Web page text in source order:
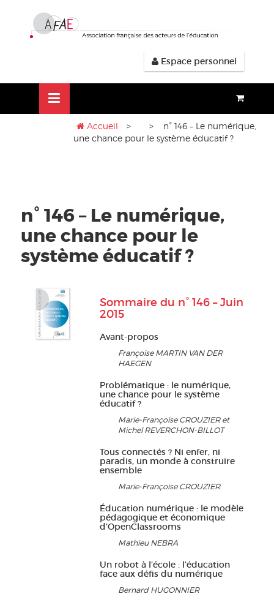
contenu
Espace personnel
Accueil >
> n° 146 – Le numérique,
une chance pour le système éducatif ?
n° 146 – Le numérique,
une chance pour le
système éducatif ?
Sommaire du n° 146 – Juin
2015
Avant-propos
Françoise MARTIN VAN DER
HAEGEN
Problématique : le numérique,
une chance pour le système
éducatif ?
Marie-Françoise CROUZIER et
Michel REVERCHON-BILLOT
Tous connectés ? Ni enfer, ni
paradis, un monde à construire
ensemble
Marie-Françoise CROUZIER
Éducation numérique : le modèle
pédagogique et économique
d’OpenClassrooms
Mathieu NEBRA
Un robot à l’école : l’éducation
face aux défis du numérique
Bernard HUGONNIER